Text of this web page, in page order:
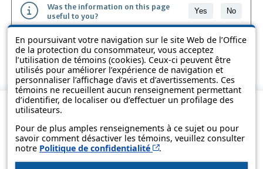
En poursuivant votre navigation sur le site Web de l’Office
de la protection du consommateur, vous acceptez
l’utilisation de témoins (cookies). Ceux-ci peuvent être
utilisés pour améliorer l’expérience de navigation et
personnaliser l’affichage d’avis et d’avertissements. Ces
témoins ne recueillent aucun renseignement permettant
d’identifier, de localiser ou d’effectuer un profilage des
utilisateurs.
Pour de plus amples renseignements à ce sujet ou pour
savoir comment désactiver les témoins, veuillez consulter
notre Politique de confidentialité Cet hyperlien s’ouvrira
.
Was the information on this page
useful to you?
Yes No
The information contained on this page is presented in simple terms to
make it easier to understand. It does not replace the texts of the laws
and regulations.